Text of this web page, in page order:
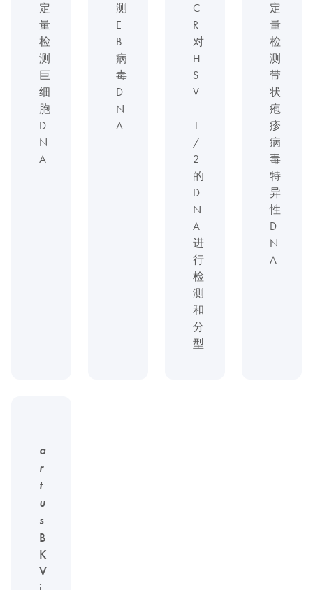
定
量
检
测
巨
细
胞
D
N
A
测
E
B
病
毒
D
N
A
C
R
对
H
S
V
-
1
/
2
的
D
N
A
进
行
检
测
和
分
型
定
量
检
测
带
状
疱
疹
病
毒
特
异
性
D
N
A
a
r
t
u
s
B
K
V